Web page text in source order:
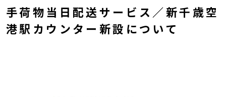
手荷物当日配送サービス／新千歳空
港駅カウンター新設について